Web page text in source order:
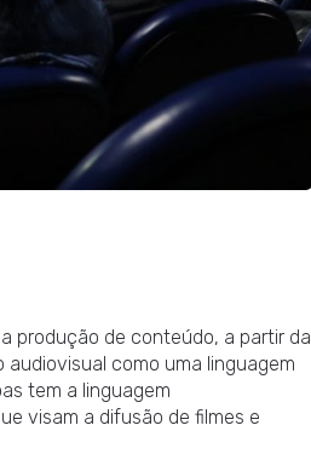
produção de conteúdo, a partir da
como uma linguagem
tem a linguagem
visam a difusão de filmes e